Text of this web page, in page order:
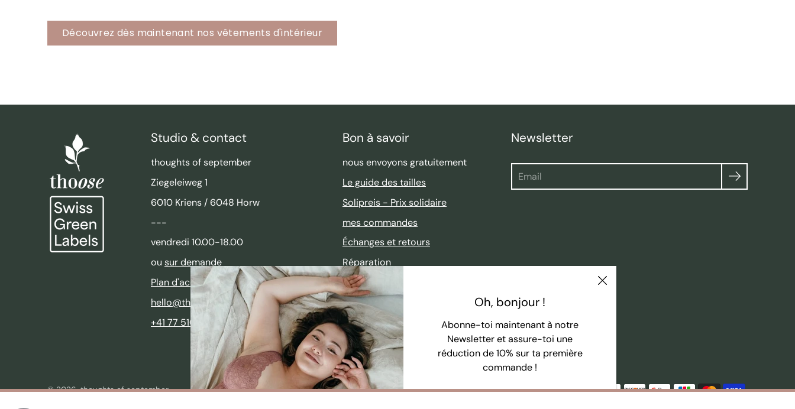
Découvrez dès maintenant nos vêtements d'intérieur
Oh, bonjour !
Abonne-toi maintenant à notre
Newsletter et assure-toi une
réduction de 10% sur ta première
commande !
Recherche
Studio & contact
thoughts of september
Ziegeleiweg 1
6010 Kriens / 6048 Horw
---
vendredi 10.00-18.00
ou sur demande
Plan d'accès
hello@thoughtsofseptember.com
+41 77 510 87 25
Bon à savoir
nous envoyons gratuitement
Le guide des tailles
Solipreis - Prix solidaire
mes commandes
Échanges et retours
Réparation
Vente « 2nd Chance »
FAQ
Newsletter
© 2026,thoughts of september